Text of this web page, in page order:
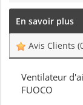
En savoir plus
Avis Clients
Ventilateur
FUOCO